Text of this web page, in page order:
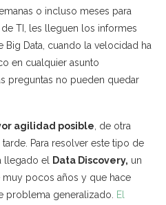
o incluso meses para
TI, les lleguen los informes
Big Data, cuando la velocidad ha
en cualquier asunto
preguntas no pueden quedar
agilidad posible , de otra
Para resolver este tipo de
llegado el
Data Discovery, un
pocos años y que hace
problema generalizado.
El